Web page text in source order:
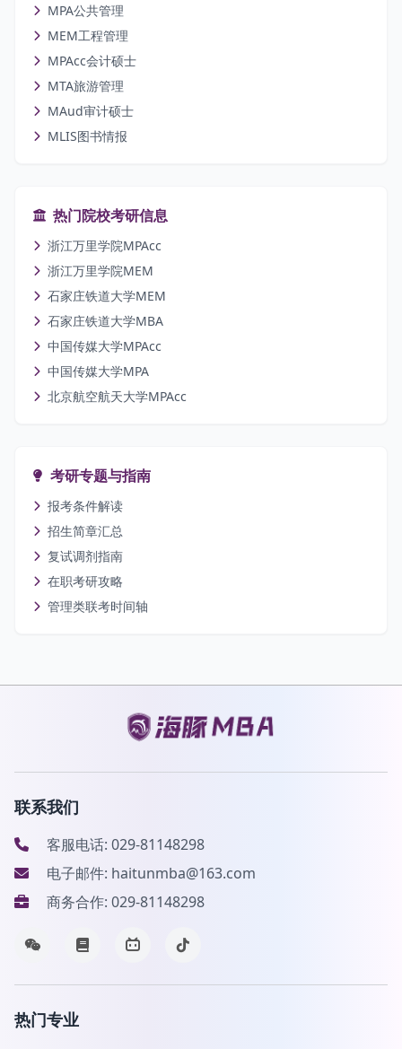
MPA公共管理
MEM工程管理
MPAcc会计硕士
MTA旅游管理
MAud审计硕士
MLIS图书情报
热门院校考研信息
浙江万里学院MPAcc
浙江万里学院MEM
石家庄铁道大学MEM
石家庄铁道大学MBA
中国传媒大学MPAcc
中国传媒大学MPA
北京航空航天大学MPAcc
考研专题与指南
报考条件解读
招生简章汇总
复试调剂指南
在职考研攻略
管理类联考时间轴
联系我们
客服电话: 029-81148298
电子邮件: haitunmba@163.com
商务合作: 029-81148298
热门专业